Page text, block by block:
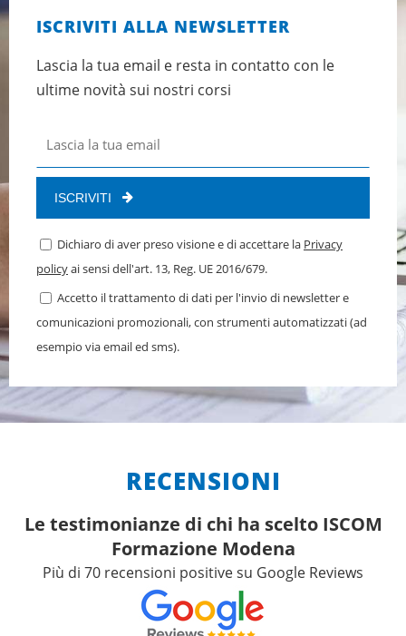
ISCRIVITI ALLA NEWSLETTER
Lascia la tua email e resta in contatto con le
ultime novità sui nostri corsi
ISCRIVITI
Dichiaro di aver preso visione e di accettare la Privacy
policyai sensi dell'art. 13, Reg. UE 2016/679.
Accetto il trattamento di dati per l'invio di newsletter e
comunicazioni promozionali, con strumenti automatizzati (ad
esempio via email ed sms).
RECENSIONI
Le testimonianze di chi ha scelto ISCOM
Formazione Modena
Più di 70 recensioni positive su Google Reviews